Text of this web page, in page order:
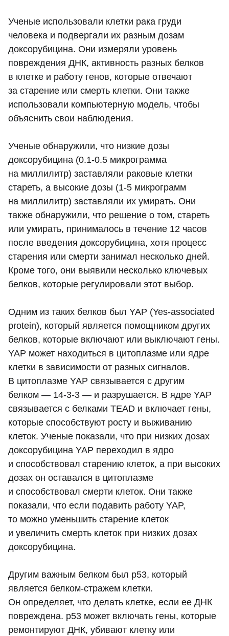
Ученые использовали клетки рака груди
человека и подвергали их разным дозам
доксорубицина. Они измеряли уровень
повреждения ДНК, активность разных белков
в клетке и работу генов, которые отвечают
за старение или смерть клетки. Они также
использовали компьютерную модель, чтобы
объяснить свои наблюдения.
Ученые обнаружили, что низкие дозы
доксорубицина (0.1-0.5 микрограмма
на миллилитр) заставляли раковые клетки
стареть, а высокие дозы (1-5 микрограмм
на миллилитр) заставляли их умирать. Они
также обнаружили, что решение о том, стареть
или умирать, принималось в течение 12 часов
после введения доксорубицина, хотя процесс
старения или смерти занимал несколько дней.
Кроме того, они выявили несколько ключевых
белков, которые регулировали этот выбор.
Одним из таких белков был YAP (Yes-associated
protein), который является помощником других
белков, которые включают или выключают гены.
YAP может находиться в цитоплазме или ядре
клетки в зависимости от разных сигналов.
В цитоплазме YAP связывается с другим
белком — 14-3-3 — и разрушается. В ядре YAP
связывается с белками TEAD и включает гены,
которые способствуют росту и выживанию
клеток. Ученые показали, что при низких дозах
доксорубицина YAP переходил в ядро
и способствовал старению клеток, а при высоких
дозах он оставался в цитоплазме
и способствовал смерти клеток. Они также
показали, что если подавить работу YAP,
то можно уменьшить старение клеток
и увеличить смерть клеток при низких дозах
доксорубицина.
Другим важным белком был p53, который
является белком-стражем клетки.
Он определяет, что делать клетке, если ее ДНК
повреждена. p53 может включать гены, которые
ремонтируют ДНК, убивают клетку или